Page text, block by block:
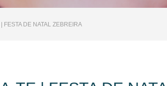
FESTA DE NATAL ZEBREIRA